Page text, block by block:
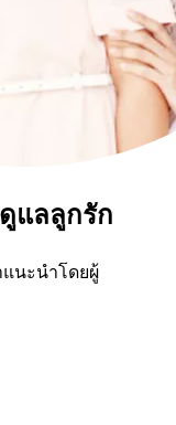
แลลูกรัก
นะนำโดยผู้